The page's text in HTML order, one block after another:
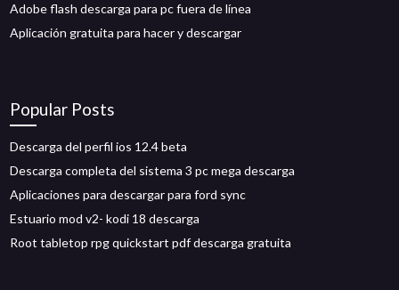
Adobe flash descarga para pc fuera de línea
Aplicación gratuita para hacer y descargar
Popular Posts
Descarga del perfil ios 12.4 beta
Descarga completa del sistema 3 pc mega descarga
Aplicaciones para descargar para ford sync
Estuario mod v2- kodi 18 descarga
Root tabletop rpg quickstart pdf descarga gratuita